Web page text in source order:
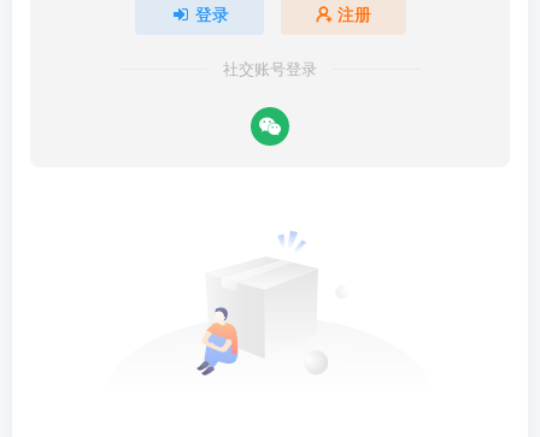
登录 注册
社交账号登录